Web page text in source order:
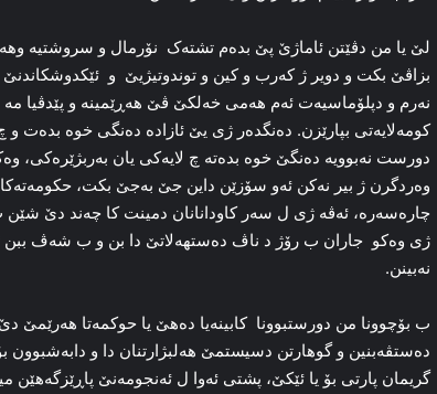
لێ یا من دڤێتن ئاماژێ پێ بدەم تشتەک نۆرمال و سروشتیە وهەر
بزاڤێ بکت و دویر ژ کەرب و کین و توندوتیژیێ و ئێکدوشکاندنێ
نەرم و دپلۆماسیەت ئەم هەمی خەلکێ ڤێ هەڕێمینە و پێدڤیا مە
کومەلایەتی بپارێزن. دەنگدەر ژی یێ ئازادە دەنگی خوە بدەت
دورست نەبوویە دەنگێ خوە بدەتە چ لایەکی یان بەربژێرەکی،
وەردگرن ژ بیر نەکن ئەو سۆزێن داین جێ بەجێ بکت، حکومەتەکا
چارەسەرە، ئەڤە ژی ل سەر کاودانانان دمینت کا چەند دێ شێن
ژی وەکو جاران ب رۆژ د ناڤ دەستهەلاتێ دا بن و ب شەڤ ببن
نەبینن.
دەستڤەبنین و گوهارتن دسیستمێ هەلبژارتنان دا و دابەشبوون بۆ
گریمان پارتی بۆ یا ئێکێ، پشتی ئەوا ل ئەنجومەنێ